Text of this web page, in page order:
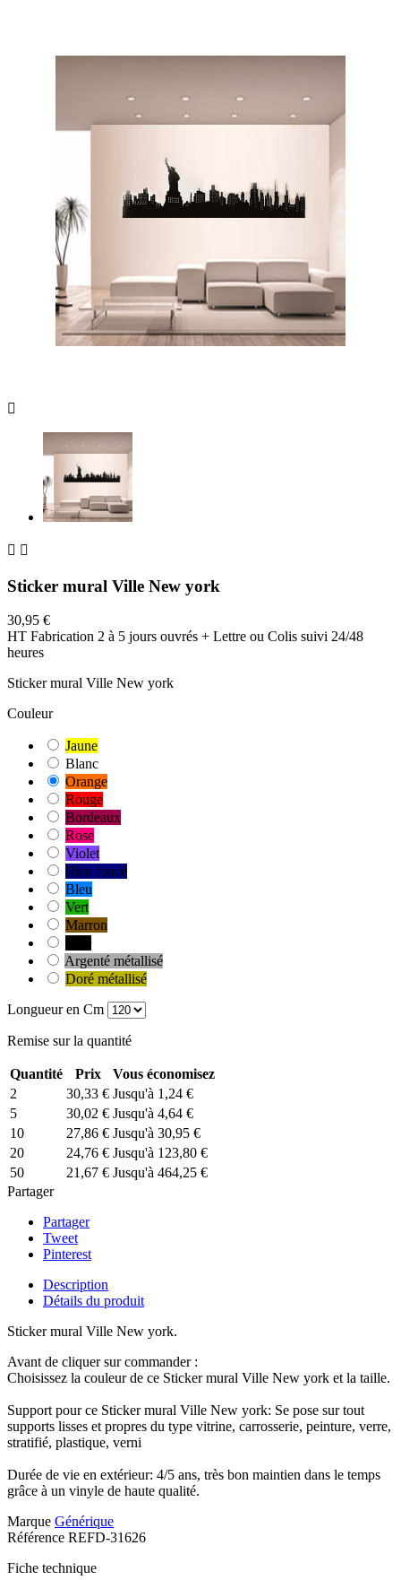

 
Sticker mural Ville New york
30,95 €
HT Fabrication 2 à 5 jours ouvrés + Lettre ou Colis suivi 24/48
heures
Sticker mural Ville New york
Couleur
Jaune
Blanc
Orange
Rouge
Bordeaux
Rose
Violet
Bleu foncé
Bleu
Vert
Marron
Argenté métallisé
Doré métallisé
Longueur en Cm
Remise sur la quantité
Quantité Prix
Vous économisez
2
30,33 € Jusqu'à 1,24 €
5
30,02 € Jusqu'à 4,64 €
10
27,86 € Jusqu'à 30,95 €
20
24,76 € Jusqu'à 123,80 €
50
21,67 € Jusqu'à 464,25 €
Partager
Partager
Tweet
Pinterest
Description
Détails du produit
Sticker mural Ville New york.
Avant de cliquer sur commander :
Choisissez la couleur de ce Sticker mural Ville New york et la taille.
Support pour ce Sticker mural Ville New york: Se pose sur tout
supports lisses et propres du type vitrine, carrosserie, peinture, verre,
stratifié, plastique, verni
Durée de vie en extérieur: 4/5 ans, très bon maintien dans le temps
grâce à un vinyle de haute qualité.
Marque Générique
Référence REFD-31626
Fiche technique